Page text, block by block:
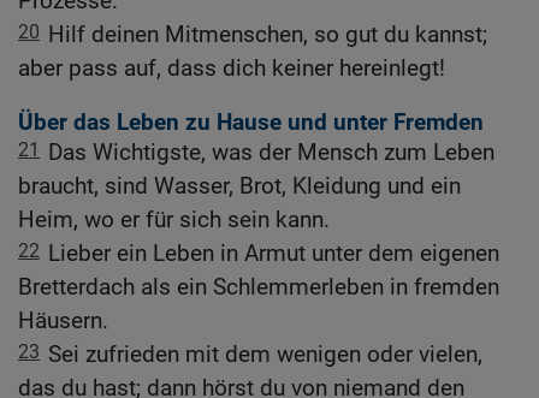
20 Hilf deinen Mitmenschen, so gut du kannst;
aber pass auf, dass dich keiner hereinlegt!
Über das Leben zu Hause und unter Fremden
21 Das Wichtigste, was der Mensch zum Leben
braucht, sind Wasser, Brot, Kleidung und ein
Heim, wo er für sich sein kann.
22 Lieber ein Leben in Armut unter dem eigenen
Bretterdach als ein Schlemmerleben in fremden
Häusern.
23 Sei zufrieden mit dem wenigen oder vielen,
das du hast; dann hörst du von niemand den